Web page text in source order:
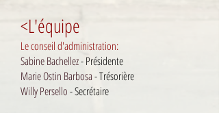
<L'équipe
Le conseil d'administration:​
Sabine Bachellez- Présidente
Marie Ostin Barbosa​ - Trésorière
Willy Persello- Secrétaire​